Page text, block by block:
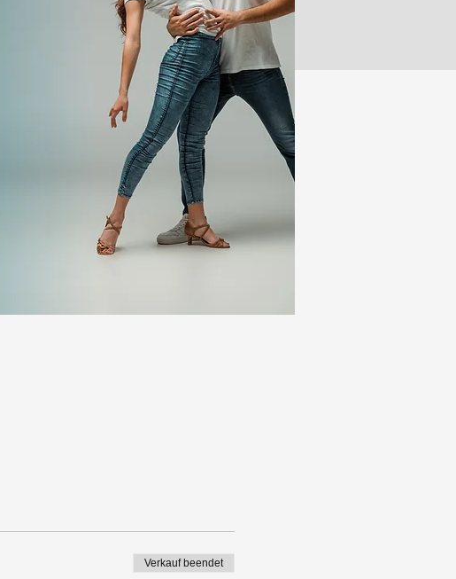
Verkauf beendet